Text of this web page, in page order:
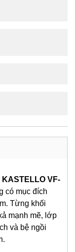
VF-
có mục đích
Từng khối
mạnh mẽ, lớp
và bệ ngồi